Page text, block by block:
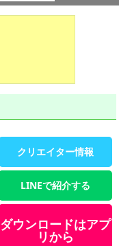
クリエイター情報
LINEで紹介する
ダウンロードはアプ
リから